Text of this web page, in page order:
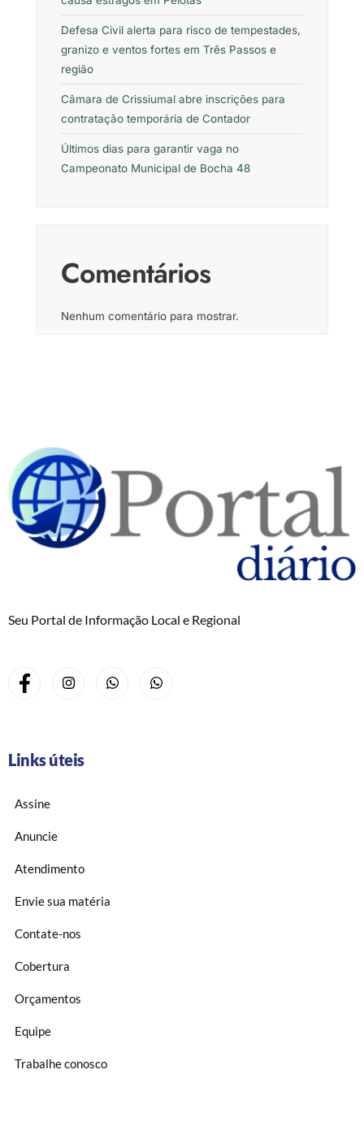
Defesa Civil alerta para risco de tempestades,
granizo e ventos fortes em Três Passos e
região
Câmara de Crissiumal abre inscrições para
contratação temporária de Contador
Últimos dias para garantir vaga no
Campeonato Municipal de Bocha 48
Comentários
Nenhum comentário para mostrar.
Seu Portal de Informação Local e Regional
Links úteis
Assine
Anuncie
Atendimento
Envie sua matéria
Contate-nos
Cobertura
Orçamentos
Equipe
Trabalhe conosco